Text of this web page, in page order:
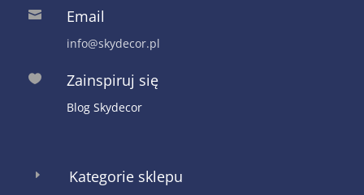
 Email
info@skydecor.pl
 Zainspiruj się
Blog Skydecor
E Kategorie sklepu